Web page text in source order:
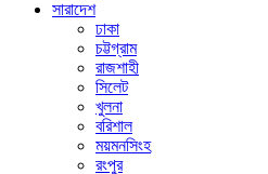
সারাদেশ
ঢাকা
চট্টগ্রাম
রাজশাহী
সিলেট
খুলনা
বরিশাল
ময়মনসিংহ
রংপুর